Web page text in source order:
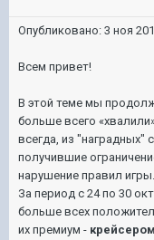
Опубликовано: 3 ноя
Всем привет!
В этой теме мы
больше всего
всегда, из "наградных"
получившие
нарушение правил игры.
За период с 24 по 30
больше всех
их премиум -